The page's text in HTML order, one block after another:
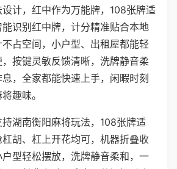
计，红中作为万能牌，108张牌适
识别红中牌，计分精准贴合本地
占空间，小户型、出租屋都能轻
按键灵敏反馈清晰，洗牌静音柔
，全家都能快速上手，闲暇时刻
趣味。
湖南衡阳麻将玩法，108张牌适
胡、杠上开花均可，机器折叠收
型轻松摆放，洗牌静音柔和，一